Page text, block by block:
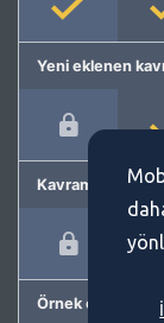
Yeni eklenen
Kavram önerme
Örnek cümleler